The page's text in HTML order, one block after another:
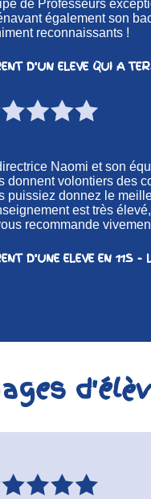
de Professeurs
également son
reconnaissants !
D'UN ELEVE QUI A
Naomi et son
donnent volontiers des
puissiez donnez le
est très élevé,
recommande
D'UNE ELEVE EN 11S -